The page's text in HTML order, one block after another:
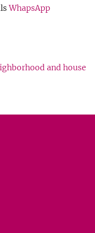
WhapsApp
and house